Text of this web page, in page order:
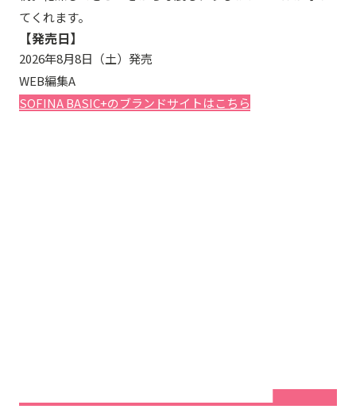
てくれます。
【発売日】
2026年8月8日（土）発売
WEB編集A
SOFINA BASIC+のブランドサイトはこちら